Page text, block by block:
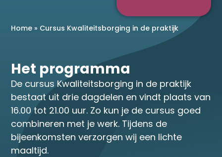
Home » Cursus Kwaliteitsborging in de praktijk
Het programma
De cursus Kwaliteitsborging in de praktijk
bestaat uit drie dagdelen en vindt plaats van
16.00 tot 21.00 uur. Zo kun je de cursus goed
combineren met je werk. Tijdens de
bijeenkomsten verzorgen wij een lichte
maaltijd.